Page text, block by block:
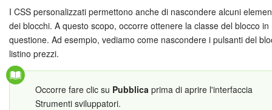
I CSS personalizzati permettono anche di nascondere alcuni
dei blocchi. A questo scopo, occorre ottenere la classe del blocco in
questione. Ad esempio, vediamo come nascondere i pulsanti del
listino prezzi.
Occorre fare clic su Pubblica prima di aprire l'interfaccia
Strumenti sviluppatori.